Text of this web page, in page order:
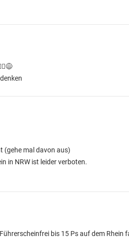
(gehe mal davon aus)
in NRW ist leider verboten.
bis 15 Ps auf dem Rhein